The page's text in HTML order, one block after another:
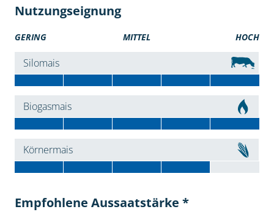
Nutzungseignung
GERING MITTEL HOCH
Silomais
Biogasmais
Körnermais
Empfohlene Aussaatstärke *